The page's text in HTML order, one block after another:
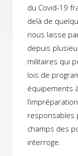
du Covid-19
delà de
nous laisse
depuis
militaires qui
lois de
équipements
responsables
champs des
interroge.